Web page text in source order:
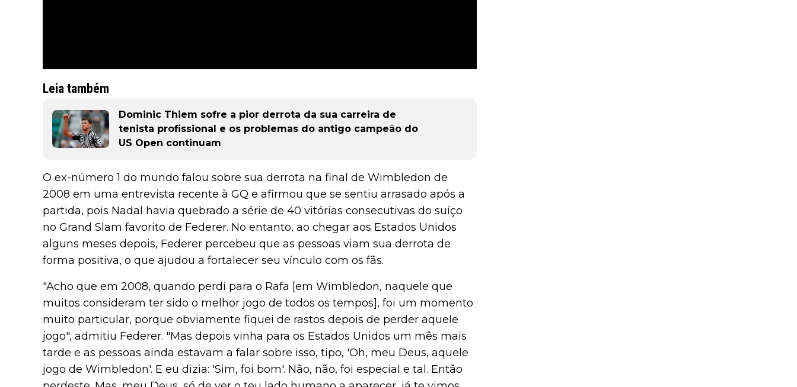
Leia também
Dominic Thiem sofre a pior derrota da sua carreira de
tenista profissional e os problemas do antigo campeão do
US Open continuam
O ex-número 1 do mundo falou sobre sua derrota na final de Wimbledon de
2008 em uma entrevista recente à GQ e afirmou que se sentiu arrasado após a
partida, pois Nadal havia quebrado a série de 40 vitórias consecutivas do suíço
no Grand Slam favorito de Federer. No entanto, ao chegar aos Estados Unidos
alguns meses depois, Federer percebeu que as pessoas viam sua derrota de
forma positiva, o que ajudou a fortalecer seu vínculo com os fãs.
"Acho que em 2008, quando perdi para o Rafa [em Wimbledon, naquele que
muitos consideram ter sido o melhor jogo de todos os tempos], foi um momento
muito particular, porque obviamente fiquei de rastos depois de perder aquele
jogo", admitiu Federer. "Mas depois vinha para os Estados Unidos um mês mais
tarde e as pessoas ainda estavam a falar sobre isso, tipo, 'Oh, meu Deus, aquele
jogo de Wimbledon'. E eu dizia: 'Sim, foi bom'. Não, não, foi especial e tal. Então